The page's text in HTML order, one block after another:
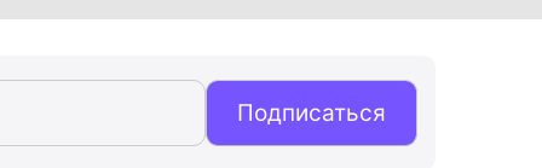
Подписаться